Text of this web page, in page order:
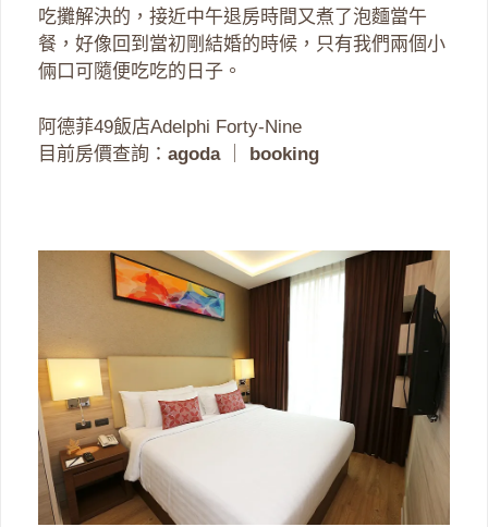
吃攤解決的，接近中午退房時間又煮了泡麵當午
餐，好像回到當初剛結婚的時候，只有我們兩個小
倆口可隨便吃吃的日子。
阿德菲49飯店Adelphi Forty-Nine
目前房價查詢： agoda｜ booking